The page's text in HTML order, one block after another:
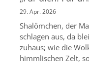
29. Apr. 2026
Shalömchen, der
schlagen aus, da
zuhaus; wie die
himmlischen Zelt,